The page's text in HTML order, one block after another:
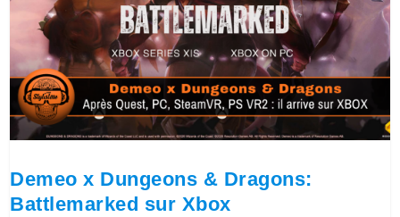
Demeo x Dungeons & Dragons:
Battlemarked sur Xbox